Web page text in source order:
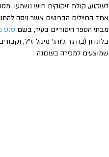
לשקוע, קולת זיקוקים חיש נשמעו.
מבתי הספר היסודיים בעיר, בשם סנט
בלונדון (בה גר ג'ורג' מיקל ז"ל,
שמוצעים למכירה בשכונה.